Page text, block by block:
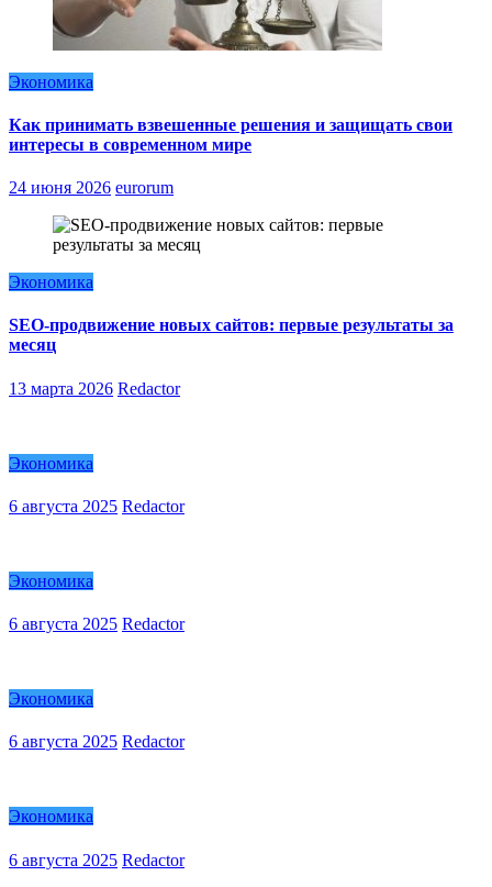
Экономика
Как принимать взвешенные решения и защищать свои
интересы в современном мире
24 июня 2026 eurorum
Экономика
SEO-продвижение новых сайтов: первые результаты за
месяц
13 марта 2026 Redactor
Экономика
6 августа 2025 Redactor
Экономика
6 августа 2025 Redactor
Экономика
6 августа 2025 Redactor
Экономика
6 августа 2025 Redactor